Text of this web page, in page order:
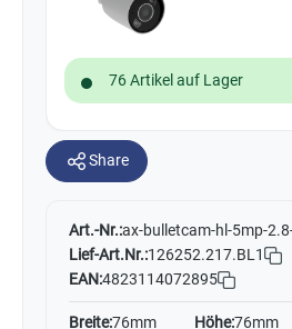
76 Artikel auf Lager
Share
Art.-Nr.:ax-bulletcam-hl-5mp-
Lief-Art.Nr.:126252.217.BL1
EAN:4823114072895
Breite:76mm Höhe:76mm